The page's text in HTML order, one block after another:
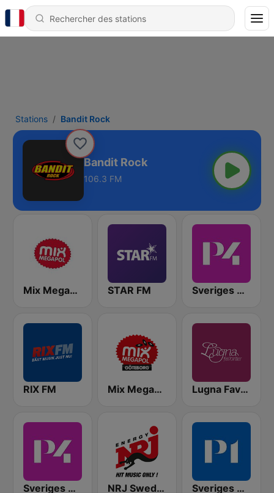
Stations Bandit Rock
Bandit Rock
106.3 FM
Mix Megapol STAR FM Sveriges Radio P4 Stockholm
RIX FM Mix Megapol Göteborg Lugna Favoriter
Sveriges Radio P4 Göteborg NRJ Sweden Sveriges Radio P1